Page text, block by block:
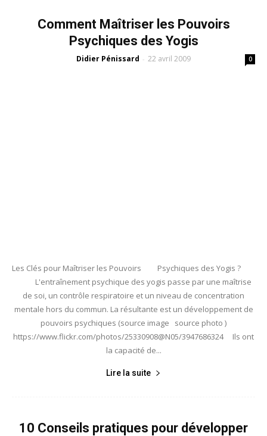
Comment Maîtriser les Pouvoirs
Psychiques des Yogis
Didier Pénissard - 22 avril 2009 0
Les Clés pour Maîtriser les Pouvoirs Psychiques des Yogis ?
L'entraînement psychique des yogis passe par une maîtrise
de soi, un contrôle respiratoire et un niveau de concentration
mentale hors du commun. La résultante est un développement de
pouvoirs psychiques (source image source photo )
https://www.flickr.com/photos/25330908@N05/3947686324 Ils ont
la capacité de...
Lire la suite
10 Conseils pratiques pour développer